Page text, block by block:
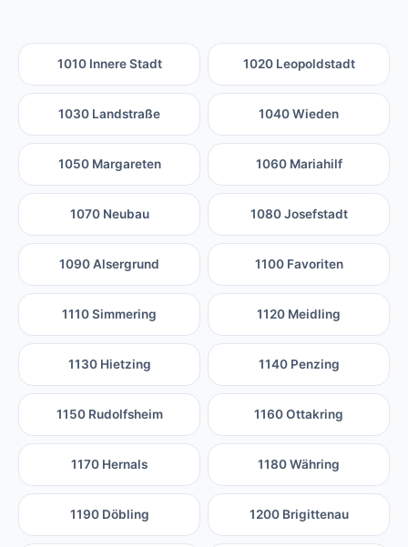
1010 Innere Stadt 1020 Leopoldstadt
1030 Landstraße 1040 Wieden
1050 Margareten 1060 Mariahilf
1070 Neubau 1080 Josefstadt
1090 Alsergrund 1100 Favoriten
1110 Simmering 1120 Meidling
1130 Hietzing 1140 Penzing
1150 Rudolfsheim 1160 Ottakring
1170 Hernals 1180 Währing
1190 Döbling 1200 Brigittenau